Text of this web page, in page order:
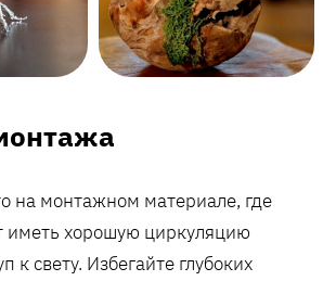
на монтажном материале, где
иметь хорошую циркуляцию
к свету. Избегайте глубоких